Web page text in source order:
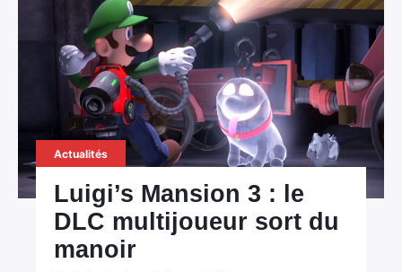
Actualités
Luigi’s Mansion 3 : le
DLC multijoueur sort du
manoir